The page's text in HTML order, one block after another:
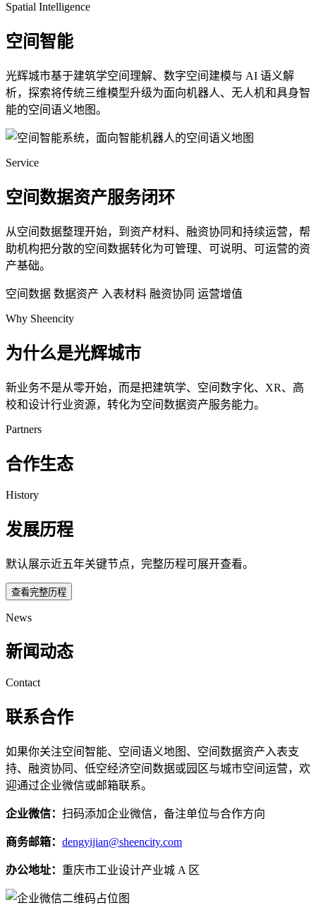
Spatial Intelligence
空间智能
光辉城市基于建筑学空间理解、数字空间建模与 AI 语义解
析，探索将传统三维模型升级为面向机器人、无人机和具身智
能的空间语义地图。
Service
空间数据资产服务闭环
从空间数据整理开始，到资产材料、融资协同和持续运营，帮
助机构把分散的空间数据转化为可管理、可说明、可运营的资
产基础。
空间数据 数据资产 入表材料 融资协同 运营增值
Why Sheencity
为什么是光辉城市
新业务不是从零开始，而是把建筑学、空间数字化、XR、高
校和设计行业资源，转化为空间数据资产服务能力。
Partners
合作生态
History
发展历程
默认展示近五年关键节点，完整历程可展开查看。
查看完整历程
News
新闻动态
Contact
联系合作
如果你关注空间智能、空间语义地图、空间数据资产入表支
持、融资协同、低空经济空间数据或园区与城市空间运营，欢
迎通过企业微信或邮箱联系。
企业微信： 扫码添加企业微信，备注单位与合作方向
商务邮箱： dengyijian@sheencity.com
办公地址： 重庆市工业设计产业城 A 区